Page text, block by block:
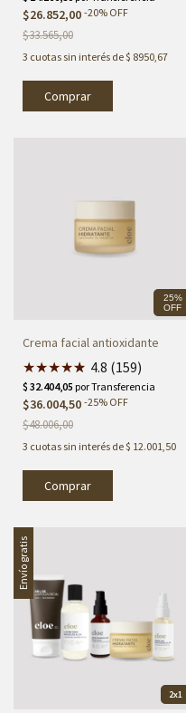
$26.852,00 -20% OFF
$33.565,00
3 cuotas sin interés de$ 8950,67
25%
OFF
Crema facial antioxidante
★★★★★
★ 4.8 (159)
$36.004,50 -25% OFF
$48.006,00
3 cuotas sin interés de$ 12.001,50
Envío gratis
2x1